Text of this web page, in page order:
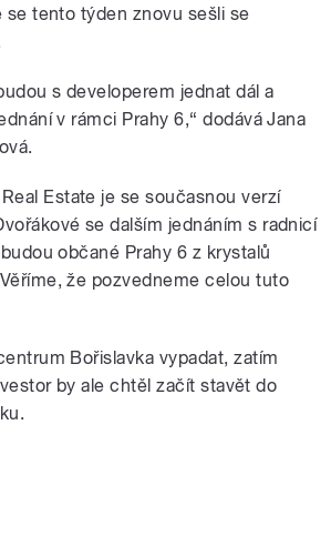
se tento týden znovu sešli se
s developerem jednat dál a
v rámci Prahy 6,“ dodává Jana
Estate je se současnou verzí
se dalším jednáním s radnicí
občané Prahy 6 z krystalů
že pozvedneme celou tuto
Bořislavka vypadat, zatím
by ale chtěl začít stavět do